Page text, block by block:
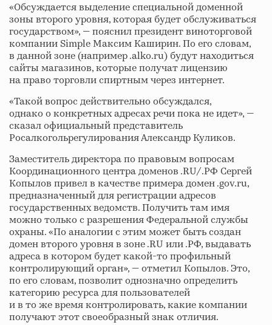
«Обсуждается выделение специальной доменной
зоны второго уровня, которая будет обслуживаться
государством», — пояснил президент виноторговой
компании Simple Максим Каширин. По его словам,
в данной зоне (например .alko.ru) будут находиться
сайты магазинов, которые получат лицензию
на право торговли спиртным через интернет.
«Такой вопрос действительно обсуждался,
однако о конкретных адресах речи пока не идет», —
сказал официальный представитель
Росалкогольрегулирования Александр Куликов.
Заместитель директора по правовым вопросам
Координационного центра доменов .RU/.РФ Сергей
Копылов привел в качестве примера домен .gov.ru,
предназначенный для регистрации адресов
государственных ведомств. Получить там имя
можно только с разрешения Федеральной службы
охраны. «По аналогии с этим может быть создан
домен второго уровня в зоне .RU или .РФ, выдавать
адреса в котором будет какой-то профильный
контролирующий орган», — отметил Копылов. Это,
по его словам, позволит однозначно определить
категорию ресурса для пользователей
и в то же время контролировать, какие компании
получают этот своеобразный знак отличия.